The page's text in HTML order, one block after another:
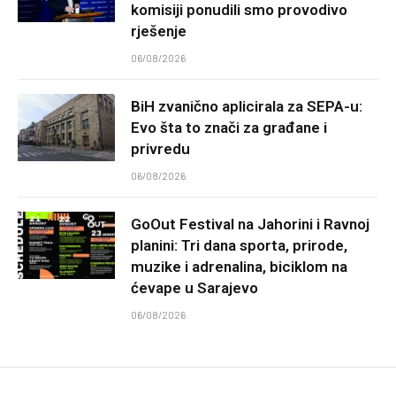
komisiji ponudili smo provodivo
rješenje
06/08/2026
BiH zvanično aplicirala za SEPA-u:
Evo šta to znači za građane i
privredu
06/08/2026
GoOut Festival na Jahorini i Ravnoj
planini: Tri dana sporta, prirode,
muzike i adrenalina, biciklom na
ćevape u Sarajevo
06/08/2026